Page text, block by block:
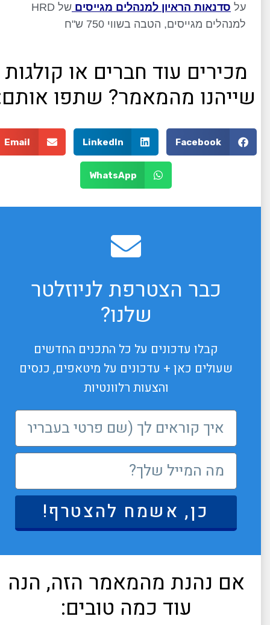
עלסדנאות הראיון למנהלים מגייסים
של HRD
למנהלים מגייסים, הטבה בשווי 750 ש"ח
מכירים עוד חברים או קולגות
שייהנו מהמאמר? שתפו אותם:
Facebook
LinkedIn
Email
WhatsApp
כבר הצטרפת לניוזלטר
שלנו?
קבלו עדכונים על כל התכנים החדשים
שעולים כאן + עדכונים על מיטאפים, כנסים
והצעות רלוונטיות
כן, אשמח להצטרף!
אם נהנת מהמאמר הזה, הנה
עוד כמה טובים: